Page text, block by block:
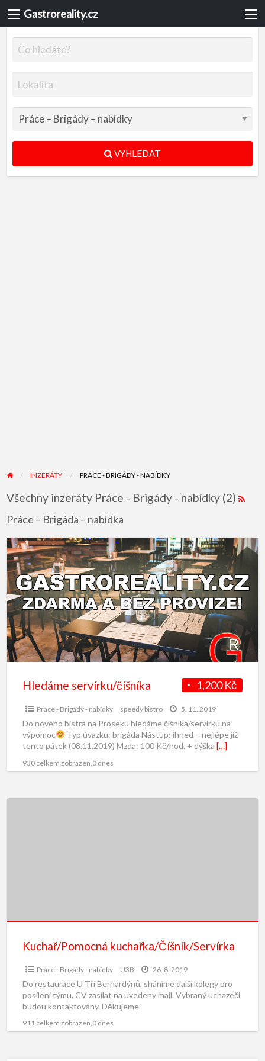
Gastroreality.cz
VYHLEDAT
INZERÁTY PRÁCE - BRIGÁDY - NABÍDKY
Všechny inzeráty Práce - Brigády - nabídky (2)
Práce – Brigáda – nabídka
1,200 Kč
Hledáme servírku/číšníka
Práce - Brigády - nabídky speedy bistro 5. 11. 2019
Do nového bistra na Proseku hledáme číšníka/servírku na
výpomoc
Typ úvazku: brigáda Nástup: ihned – nejlépe již
tento pátek (08.11.2019) Mzda: 100 Kč/hod. + dýška […]
930 celkem zobrazen,0 dnes
Kuchař/Pomocná kuchařka/Číšník/Servírka
Práce - Brigády - nabídky U3B 26. 8. 2019
Do restaurace U Tří Bernardýnů, sháníme další kolegy pro
posíleni týmu. CV zasílat na uvedeny mail. Vybraný uchazeči
budou kontaktovány. Děkujeme
911 celkem zobrazen,0 dnes